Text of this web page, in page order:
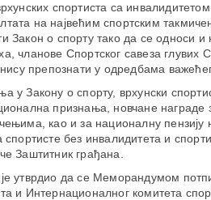
спортиста са
на највећим спортским
Закон о спорту тако да се односи и
чланове Спортског савеза глувих
нису препознати у одредбама
у Закону о спорту, врхунски
признања, новчане награде
као и за националну
без инвалидитета и
Заштитник грађана.
утврдио да се Меморандумом
и Интернационалног комитета